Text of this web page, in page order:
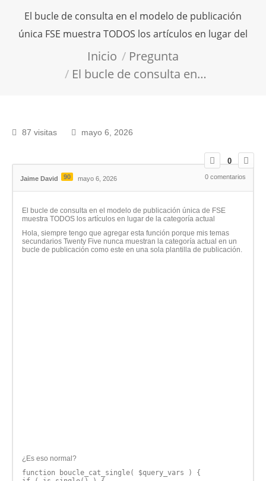
El bucle de consulta en el modelo de publicación
única FSE muestra TODOS los artículos en lugar del
Inicio
Pregunta
El bucle de consulta en…
87 visitas mayo 6, 2026
0
Jaime David 90 mayo 6, 2026 0 comentarios
El bucle de consulta en el modelo de publicación única de FSE
muestra TODOS los artículos en lugar de la categoría actual
Hola, siempre tengo que agregar esta función porque mis temas
secundarios Twenty Five nunca muestran la categoría actual en un
bucle de publicación como este en una sola plantilla de publicación.
¿Es eso normal?
function boucle_cat_single( $query_vars ) {